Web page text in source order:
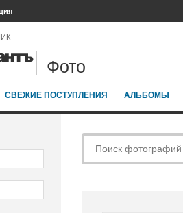
Фото
СВЕЖИЕ ПОСТУПЛЕНИЯ АЛЬБОМЫ